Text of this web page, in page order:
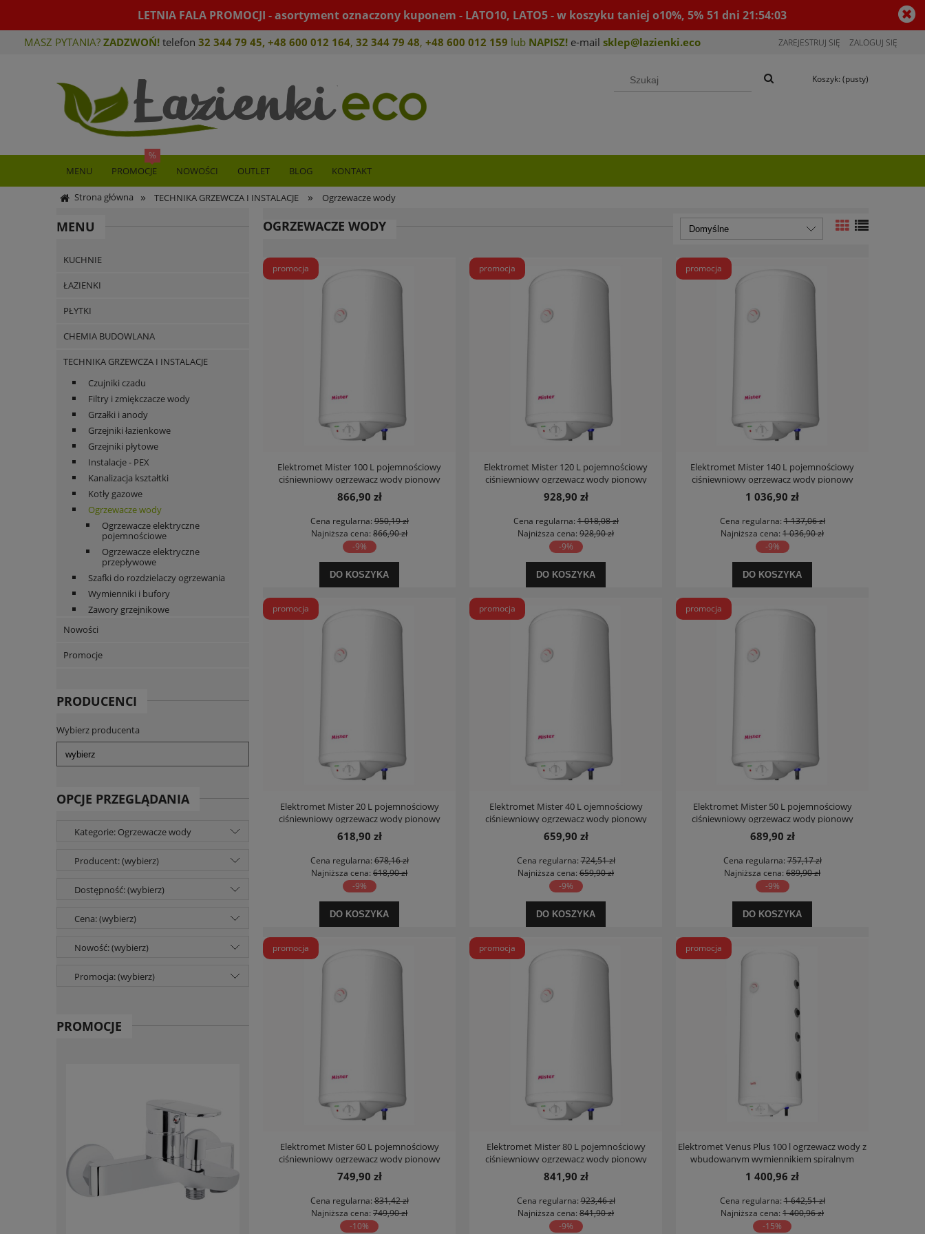
LETNIA FALA PROMOCJI - asortyment oznaczony kuponem - LATO10, LATO5 - w koszyku taniej o10%, 5% 51 dni21:54:02
MASZ PYTANIA? ZADZWOŃ! telefon 32 344 79 45, +48 600 012 164, 32 344 79 48, +48 600 012 159 lub NAPISZ! e-mail sklep@lazienki.eco ZAREJESTRUJ SIĘ ZALOGUJ SIĘ
Koszyk: (pusty)
MENU PROMOCJE NOWOŚCI OUTLET BLOG KONTAKT
Strona główna » TECHNIKA GRZEWCZA I INSTALACJE » Ogrzewacze wody
MENU
KUCHNIE
ŁAZIENKI
PŁYTKI
CHEMIA BUDOWLANA
TECHNIKA GRZEWCZA I INSTALACJE
Czujniki czadu
Filtry i zmiękczacze wody
Grzałki i anody
Grzejniki łazienkowe
Grzejniki płytowe
Instalacje - PEX
Kanalizacja kształtki
Kotły gazowe
Ogrzewacze wody
Ogrzewacze elektryczne
pojemnościowe
Ogrzewacze elektryczne
przepływowe
Szafki do rozdzielaczy ogrzewania
Wymienniki i bufory
Zawory grzejnikowe
Nowości
Promocje
PRODUCENCI
Wybierz producenta
OPCJE PRZEGLĄDANIA
Kategorie: Ogrzewacze wody
Producent: (wybierz)
Dostępność: (wybierz)
Cena: (wybierz)
Nowość: (wybierz)
Promocja: (wybierz)
PROMOCJE
OGRZEWACZE WODY
Elektromet Mister 100 L pojemnościowy
ciśniewniowy ogrzewacz wody pionowy
866,90 zł
Cena regularna:950,19 zł
Najniższa cena: 866,90 zł
-9%
DO KOSZYKA
promocja
Elektromet Mister 120 L pojemnościowy
ciśniewniowy ogrzewacz wody pionowy
928,90 zł
Cena regularna:1 018,08 zł
Najniższa cena: 928,90 zł
-9%
DO KOSZYKA
promocja
Elektromet Mister 140 L pojemnościowy
ciśniewniowy ogrzewacz wody pionowy
1 036,90 zł
Cena regularna:1 137,06 zł
Najniższa cena: 1 036,90 zł
-9%
DO KOSZYKA
promocja
Elektromet Mister 20 L pojemnościowy
ciśniewniowy ogrzewacz wody pionowy
618,90 zł
Cena regularna:678,16 zł
Najniższa cena: 618,90 zł
-9%
DO KOSZYKA
promocja
Elektromet Mister 40 L ojemnościowy
ciśniewniowy ogrzewacz wody pionowy
659,90 zł
Cena regularna:724,51 zł
Najniższa cena: 659,90 zł
-9%
DO KOSZYKA
promocja
Elektromet Mister 50 L pojemnościowy
ciśniewniowy ogrzewacz wody pionowy
689,90 zł
Cena regularna:757,17 zł
Najniższa cena: 689,90 zł
-9%
DO KOSZYKA
promocja
Elektromet Mister 60 L pojemnościowy
ciśniewniowy ogrzewacz wody pionowy
749,90 zł
Cena regularna:831,42 zł
Najniższa cena: 749,90 zł
-10%
promocja
Elektromet Mister 80 L pojemnościowy
ciśniewniowy ogrzewacz wody pionowy
841,90 zł
Cena regularna:923,46 zł
Najniższa cena: 841,90 zł
-9%
promocja
Elektromet Venus Plus 100 l ogrzewacz wody z
wbudowanym wymiennikiem spiralnym
pionowy lewy
1 400,96 zł
Cena regularna:1 642,51 zł
Najniższa cena: 1 400,96 zł
-15%
promocja